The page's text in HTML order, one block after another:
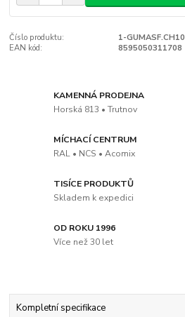
Číslo produktu:
1-GUMASF.CH10
EAN kód:
8595050311708
KAMENNÁ PRODEJNA
Horská 813 • Trutnov
MÍCHACÍ CENTRUM
RAL • NCS • Acomix
TISÍCE PRODUKTŮ
Skladem k expedici
OD ROKU 1996
Více než 30 let
Kompletní specifikace